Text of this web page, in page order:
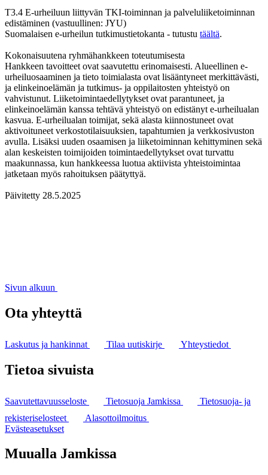
T3.4 E-urheiluun liittyvän TKI-toiminnan ja palveluliiketoiminnan
edistäminen (vastuullinen: JYU)
Suomalaisen e-urheilun tutkimustietokanta - tutustu täältä.
Kokonaisuutena ryhmähankkeen toteutumisesta
Hankkeen tavoitteet ovat saavutettu erinomaisesti. Alueellinen e-
urheiluosaaminen ja tieto toimialasta ovat lisääntyneet merkittävästi,
ja elinkeinoelämän ja tutkimus- ja oppilaitosten yhteistyö on
vahvistunut. Liiketoimintaedellytykset ovat parantuneet, ja
elinkeinoelämän kanssa tehtävä yhteistyö on edistänyt e-urheilualan
kasvua. E-urheilualan toimijat, sekä alasta kiinnostuneet ovat
aktivoituneet verkostotilaisuuksien, tapahtumien ja verkkosivuston
avulla. Lisäksi uuden osaamisen ja liiketoiminnan kehittyminen sekä
alan keskeisten toimijoiden toimintaedellytykset ovat turvattu
maakunnassa, kun hankkeessa luotua aktiivista yhteistoimintaa
jatketaan myös rahoituksen päätyttyä.
Päivitetty 28.5.2025
Sivun alkuun
Ota yhteyttä
Laskutus ja hankinnat Tilaa uutiskirje Yhteystiedot
Tietoa sivuista
Saavutettavuusseloste Tietosuoja Jamkissa
Tietosuoja- ja
rekisteriselosteet
Alasottoilmoitus
Evästeasetukset
Muualla Jamkissa